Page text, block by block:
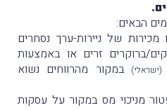
הבאים:
מכירות של ניירות-ערך נסחרים
ברוקרים זרים או באמצעות
(ישראלי)
במקור מהרווחים נשוא
מניכוי מס במקור על עסקות